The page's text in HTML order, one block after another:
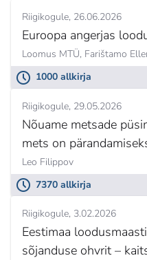
Riigikogule 26.06.2026
Euroopa angerjas
Loomus MTÜ, Farištamo
1000 allkirja
Riigikogule 29.05.2026
Nõuame metsade
mets on
Leo Filippov
7370 allkirja
Riigikogule 3.02.2026
Eestimaa
sõjanduse ohvrit –